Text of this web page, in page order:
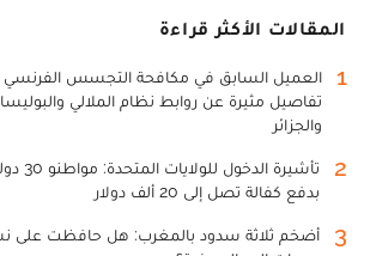
المقالات الأكثر قراءة
1
العميل السابق في مكافحة التجسس
تفاصيل مثيرة عن روابط نظام الملالي
والجزائر
2
تأشيرة
بدفع كفالة تصل إلى 20 ألف دولار
3
أضخم ثلاثة سدود بالمغرب: هل حافظت على